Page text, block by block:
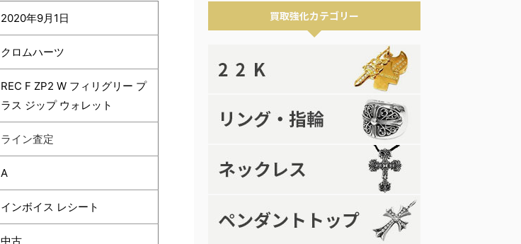
2020年9月1日
クロムハーツ
REC F ZP2 W フィリグリー プ
ラス ジップ ウォレット
ライン査定
A
インボイス レシート
中古
買取強化カテゴリー